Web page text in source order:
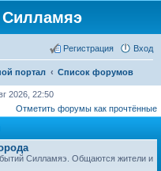
Вход
Регистрация
портал Список форумов
2026, 22:50
Отметить форумы как прочтённые
Силламяэ. Общаются жители и